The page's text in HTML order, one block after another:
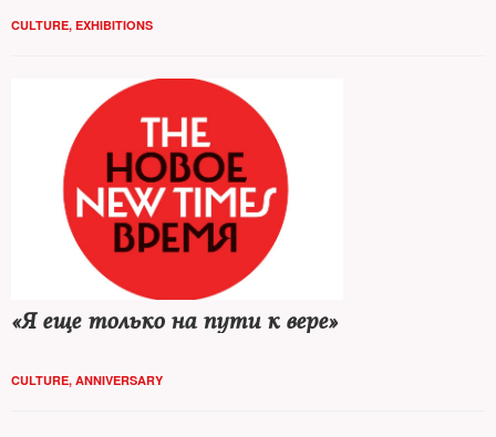
CULTURE, EXHIBITIONS
«Я еще только на пути к вере»
CULTURE, ANNIVERSARY